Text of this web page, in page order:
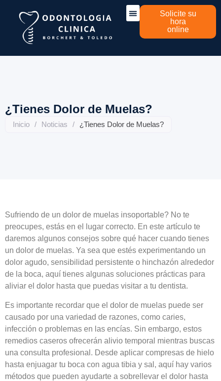
Solicite su
hora
online
¿Tienes Dolor de Muelas?
Inicio / Noticias / ¿Tienes Dolor de Muelas?
Sufriendo de un dolor de muelas insoportable? No te
preocupes, estás en el lugar correcto. En este artículo te
daremos algunos consejos sobre qué hacer cuando tienes
un dolor de muelas. Ya sea que estés experimentando un
dolor agudo, sensibilidad persistente o hinchazón alrededor
de la boca, aquí tienes algunas soluciones prácticas para
aliviar el dolor hasta que puedas visitar a tu dentista.
Es importante recordar que el dolor de muelas puede ser
causado por una variedad de razones, como caries,
infección o problemas en las encías. Sin embargo, estos
remedios caseros ofrecerán alivio temporal mientras buscas
una consulta profesional. Desde aplicar compresas de hielo
hasta enjuagar tu boca con agua tibia y sal, aquí hay varios
métodos que pueden ayudarte a sobrellevar el dolor hasta